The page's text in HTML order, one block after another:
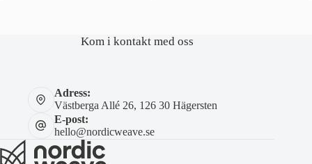
Kom i kontakt med oss
Adress:
Västberga Allé 26, 126 30 Hägersten
E-post:
hello@nordicweave.se